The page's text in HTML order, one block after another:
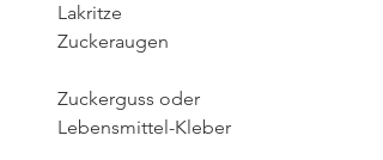
Lakritze
Zuckeraugen
Zuckerguss oder
Lebensmittel-Kleber